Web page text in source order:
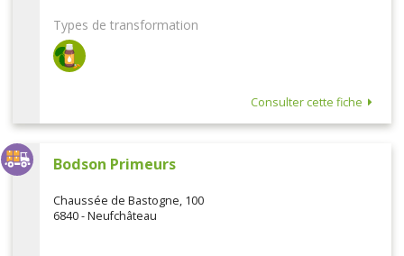
Types de transformation
Consulter cette fiche
Bodson Primeurs
Chaussée de Bastogne, 100
6840 - Neufchâteau